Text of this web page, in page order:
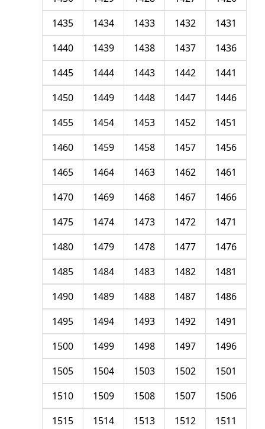
1431
1432
1433
1434
1435
1436
1437
1438
1439
1440
1441
1442
1443
1444
1445
1446
1447
1448
1449
1450
1451
1452
1453
1454
1455
1456
1457
1458
1459
1460
1461
1462
1463
1464
1465
1466
1467
1468
1469
1470
1471
1472
1473
1474
1475
1476
1477
1478
1479
1480
1481
1482
1483
1484
1485
1486
1487
1488
1489
1490
1491
1492
1493
1494
1495
1496
1497
1498
1499
1500
1501
1502
1503
1504
1505
1506
1507
1508
1509
1510
1511
1512
1513
1514
1515